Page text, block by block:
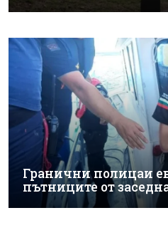
Гранични полицаи
пътниците от